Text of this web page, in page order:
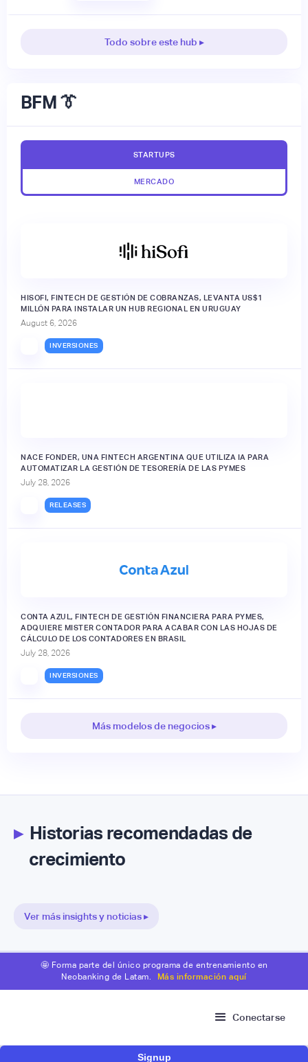
Todo sobre este hub ▸
BFM 👔
STARTUPS
MERCADO
HISOFI, FINTECH DE GESTIÓN DE COBRANZAS, LEVANTA US$1
MILLÓN PARA INSTALAR UN HUB REGIONAL EN URUGUAY
August 6, 2026
INVERSIONES
NACE FONDER, UNA FINTECH ARGENTINA QUE UTILIZA IA PARA
AUTOMATIZAR LA GESTIÓN DE TESORERÍA DE LAS PYMES
July 28, 2026
RELEASES
CONTA AZUL, FINTECH DE GESTIÓN FINANCIERA PARA PYMES,
ADQUIERE MISTER CONTADOR PARA ACABAR CON LAS HOJAS DE
CÁLCULO DE LOS CONTADORES EN BRASIL
July 28, 2026
INVERSIONES
Más modelos de negocios ▸
▸Historias recomendadas de
crecimiento
Ver más insights y noticias ▸
🤩 Forma parte del único programa de entrenamiento en
Neobanking de Latam.
Más información aquí
Conectarse
Signup